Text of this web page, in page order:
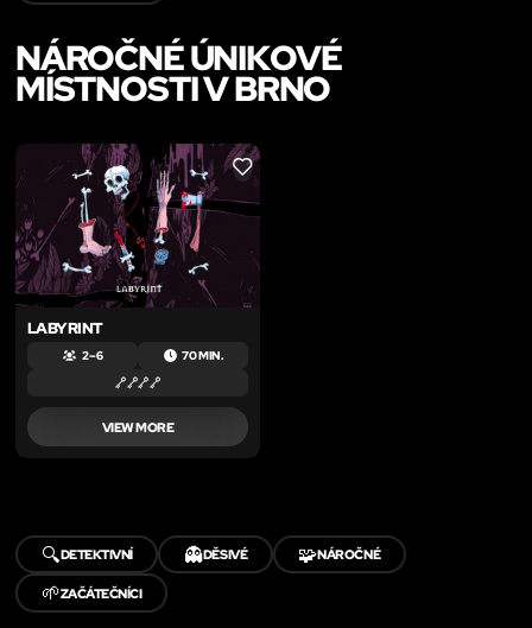
NÁROČNÉ ÚNIKOVÉ
MÍSTNOSTI V BRNO
LIKE
LABYRINT
2 – 6 70 MIN.
VIEW MORE
🔍DETEKTIVNÍ 👻DĚSIVÉ 🧩NÁROČNÉ
🌱ZAČÁTEČNÍCI